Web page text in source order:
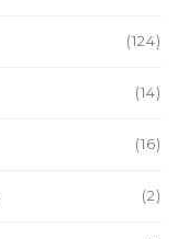
(124)
(14)
(16)
(2)